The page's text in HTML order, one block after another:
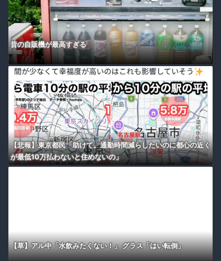
昔の自販機が最高すぎる
【悲報】東京都民「助けて。通勤時間減らしたいのに都心の近く
が最低10万払わないと住めないの」
【草】アル中「水飲みたくない！」 グラス「はい転倒」